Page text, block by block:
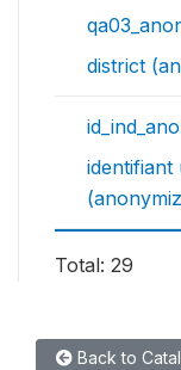
district
identifiant
Total: 29
Back to